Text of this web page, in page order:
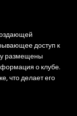
доступ к
размещены
о клубе.
что делает его